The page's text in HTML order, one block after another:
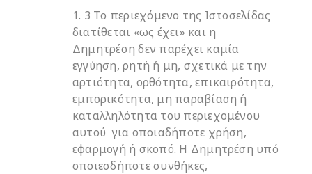
1. 3 Το περιεχόμενο της Ιστοσελίδας
διατίθεται «ως έχει» και η
Δημητρέση δεν παρέχει καμία
εγγύηση, ρητή ή μη, σχετικά με την
αρτιότητα, ορθότητα, επικαιρότητα,
εμπορικότητα, μη παραβίαση ή
καταλληλότητα του περιεχομένου
αυτού για οποιαδήποτε χρήση,
εφαρμογή ή σκοπό. Η Δημητρέση υπό
οποιεσδήποτε συνθήκες,